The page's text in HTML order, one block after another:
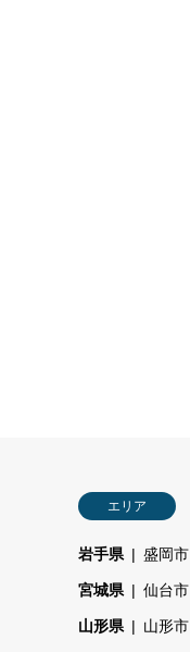
エリア
岩手県 盛岡市
宮城県 仙台市
山形県 山形市